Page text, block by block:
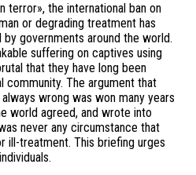
terror», the international ban on
or degrading treatment has
governments around the world.
suffering on captives using
that they have long been
community. The argument that
wrong was won many years
world agreed, and wrote into
never any circumstance that
ill-treatment. This briefing urges